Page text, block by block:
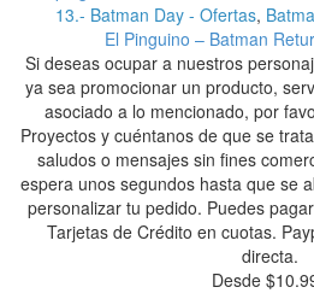
13.- Batman Day - Ofertas,
El Pinguino – Batman
Si deseas ocupar a nuestros
ya sea promocionar un producto,
asociado a lo mencionado, por
Proyectos y cuéntanos de que se
saludos o mensajes sin fines
espera unos segundos hasta que se
personalizar tu pedido. Puedes
Tarjetas de Crédito en cuotas.
directa.
Desde $